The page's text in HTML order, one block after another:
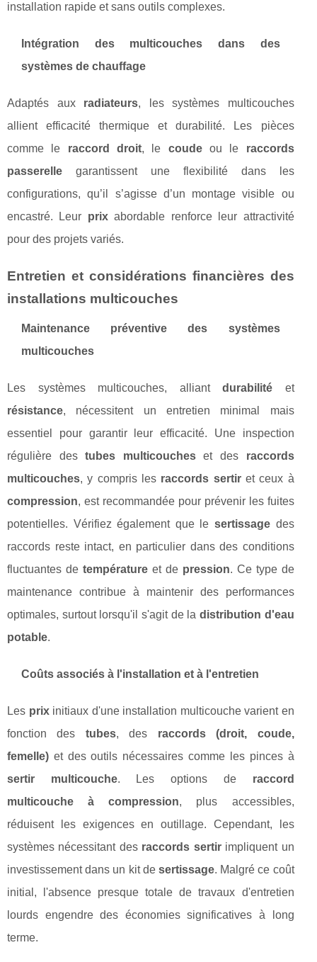
installation rapide et sans outils complexes.
Intégration des multicouches dans des
systèmes de chauffage
Adaptés aux radiateurs, les systèmes multicouches
allient efficacité thermique et durabilité. Les pièces
comme le raccord droit, le coudeou le raccords
passerelle garantissent une flexibilité dans les
configurations, qu’il s’agisse d’un montage visible ou
encastré. Leur prixabordable renforce leur attractivité
pour des projets variés.
Entretien et considérations financières des
installations multicouches
Maintenance préventive des systèmes
multicouches
Les systèmes multicouches, alliantdurabilité et
résistance, nécessitent un entretien minimal mais
essentiel pour garantir leur efficacité. Une inspection
régulière destubes multicoucheset des raccords
multicouches, y compris les raccords sertiret ceux à
compression, est recommandée pour prévenir les fuites
potentielles. Vérifiez également que le sertissage des
raccords reste intact, en particulier dans des conditions
fluctuantes de températureet de pression. Ce type de
maintenance contribue à maintenir des performances
optimales, surtout lorsqu'il s'agit de la distribution d'eau
potable.
Coûts associés à l'installation et à l'entretien
Les prixinitiaux d'une installation multicouche varient en
fonction des tubes, des raccords (droit, coude,
femelle) et des outils nécessaires comme les pinces à
sertir multicouche. Les options de raccord
multicouche à compression, plus accessibles,
réduisent les exigences en outillage. Cependant, les
systèmes nécessitant des raccords sertirimpliquent un
investissement dans un kit de sertissage. Malgré ce coût
initial, l'absence presque totale de travaux d'entretien
lourds engendre des économies significatives à long
terme.